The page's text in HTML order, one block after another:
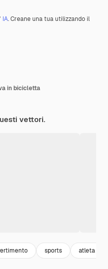
IA. Creane una tua utilizzando il
in bicicletta
vettori.
sports atleta